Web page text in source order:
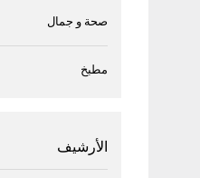
صحة و جمال
مطبخ
الأرشيف